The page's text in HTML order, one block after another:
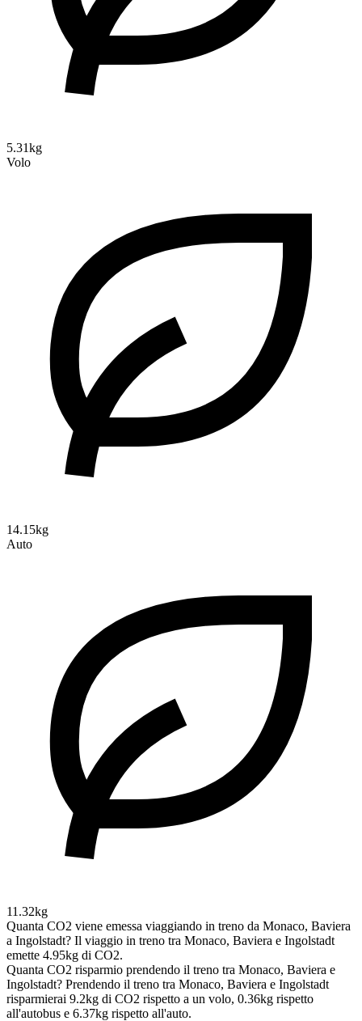
5.31kg
Volo
14.15kg
Auto
11.32kg
Quanta CO2 viene emessa viaggiando in treno da Monaco, Baviera
a Ingolstadt? Il viaggio in treno tra Monaco, Baviera e Ingolstadt
emette 4.95kg di CO2.
Quanta CO2 risparmio prendendo il treno tra Monaco, Baviera e
Ingolstadt? Prendendo il treno tra Monaco, Baviera e Ingolstadt
risparmierai 9.2kg di CO2 rispetto a un volo, 0.36kg rispetto
all'autobus e 6.37kg rispetto all'auto.